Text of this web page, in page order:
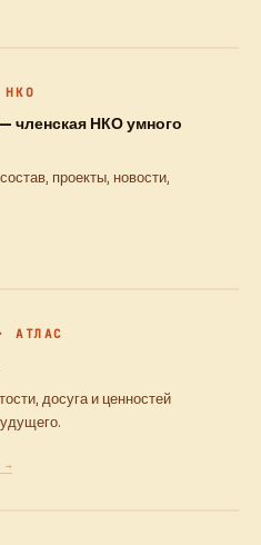
НКО
членская НКО умного
проекты, новости,
АТЛАС
досуга и ценностей
→